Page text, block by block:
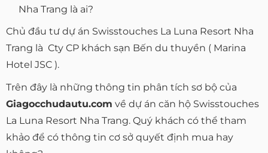
Nha Trang là ai?
Chủ đầu tư dự án Swisstouches La Luna Resort Nha
Trang là Cty CP khách sạn Bến du thuyền ( Marina
Hotel JSC ).
Trên đây là những thông tin phân tích sơ bộ của
Giagocchudautu.com về dự án căn hộ Swisstouches
La Luna Resort Nha Trang. Quý khách có thể tham
khảo để có thông tin cơ sở quyết định mua hay